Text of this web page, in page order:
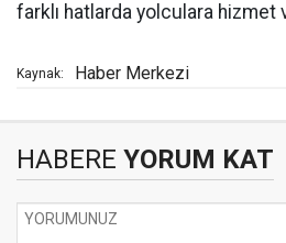
farklı hatlarda yolculara hizmet
Kaynak: Haber Merkezi
HABERE YORUM KAT